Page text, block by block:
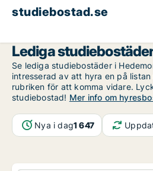
studiebostad.se
Lediga
Se lediga studiebostäder i
intresserad av att hyra en på
rubriken för att komma vidare.
studiebostad! Mer info om
Nya i dag1 647